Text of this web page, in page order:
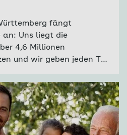
fängt
an: Uns liegt die
4,6 Millionen
und wir geben jeden Tag
verstehen sie und
Wir haben ein offenes
persönlich, egal ob vor
GES<b>UND</b>NAH.